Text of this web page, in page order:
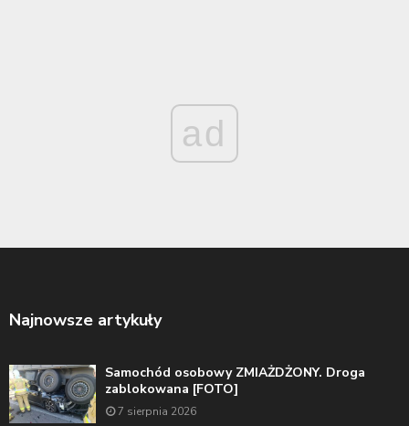
ad
Najnowsze artykuły
Samochód osobowy ZMIAŻDŻONY. Droga
zablokowana [FOTO]
7 sierpnia 2026